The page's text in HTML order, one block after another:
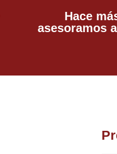
Hace
asesoramos